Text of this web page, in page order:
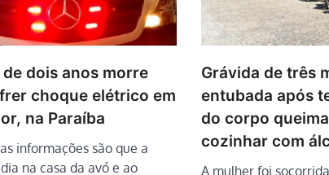
dois anos morre
choque elétrico em
na Paraíba
informações são que a
na casa da avó e ao
Grávida de três
entubada após
do corpo
cozinhar com
A mulher foi